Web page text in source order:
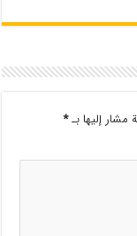
مشار إليها بـ*